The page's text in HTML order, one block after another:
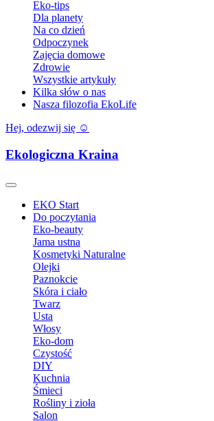
Eko-tips
Dla planety
Na co dzień
Odpoczynek
Zajęcia domowe
Zdrowie
Wszystkie artykuły
Kilka słów o nas
Nasza filozofia EkoLife
Hej, odezwij się ☺️
Ekologiczna Kraina
EKO Start
Do poczytania
Eko-beauty
Jama ustna
Kosmetyki Naturalne
Olejki
Paznokcie
Skóra i ciało
Twarz
Usta
Włosy
Eko-dom
Czystość
DIY
Kuchnia
Śmieci
Rośliny i zioła
Salon